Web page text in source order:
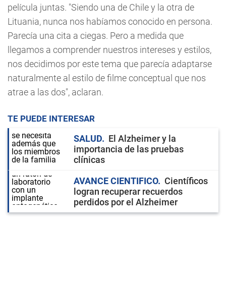
película juntas. "Siendo una de Chile y la otra de
Lituania, nunca nos habíamos conocido en persona.
Parecía una cita a ciegas. Pero a medida que
llegamos a comprender nuestros intereses y estilos,
nos decidimos por este tema que parecía adaptarse
naturalmente al estilo de filme conceptual que nos
atrae a las dos", aclaran.
TE PUEDE INTERESAR
SALUD
El Alzheimer y la
importancia de las pruebas
clínicas
AVANCE CIENTIFICO
Científicos
logran recuperar recuerdos
perdidos por el Alzheimer